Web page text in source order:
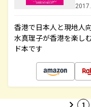
香港で日本人と現地人
水真理子が香港を楽し
ド本です
1